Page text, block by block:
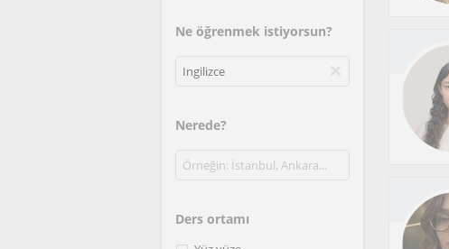
Ne öğrenmek istiyorsun?
Nerede?
Ders ortamı